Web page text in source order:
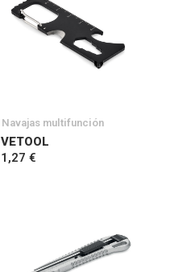
Navajas multifunción
VETOOL
1,27 €